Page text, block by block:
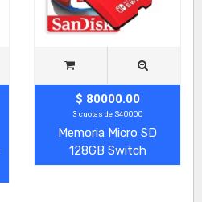
$ 80000.00
3 cuotas de $40000
Memoria Micro SD
128GB Switch